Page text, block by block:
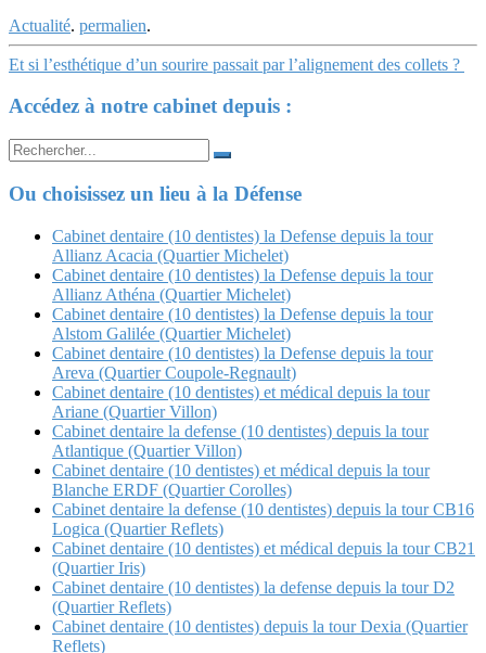
Actualité. permalien.
Navigation
Article
Et si l’esthétique d’un sourire passait par l’alignement des collets ?
Accédez à notre cabinet depuis :
Search
for:
Ou choisissez un lieu à la Défense
Cabinet dentaire (10 dentistes) la Defense depuis la tour
Allianz Acacia (Quartier Michelet)
Cabinet dentaire (10 dentistes) la Defense depuis la tour
Allianz Athéna (Quartier Michelet)
Cabinet dentaire (10 dentistes) la Defense depuis la tour
Alstom Galilée (Quartier Michelet)
Cabinet dentaire (10 dentistes) la Defense depuis la tour
Areva (Quartier Coupole-Regnault)
Cabinet dentaire (10 dentistes) et médical depuis la tour
Ariane (Quartier Villon)
Cabinet dentaire la defense (10 dentistes) depuis la tour
Atlantique (Quartier Villon)
Cabinet dentaire (10 dentistes) et médical depuis la tour
Blanche ERDF (Quartier Corolles)
Cabinet dentaire la defense (10 dentistes) depuis la tour CB16
Logica (Quartier Reflets)
Cabinet dentaire (10 dentistes) et médical depuis la tour CB21
(Quartier Iris)
Cabinet dentaire (10 dentistes) la defense depuis la tour D2
(Quartier Reflets)
Cabinet dentaire (10 dentistes) depuis la tour Dexia (Quartier
Reflets)